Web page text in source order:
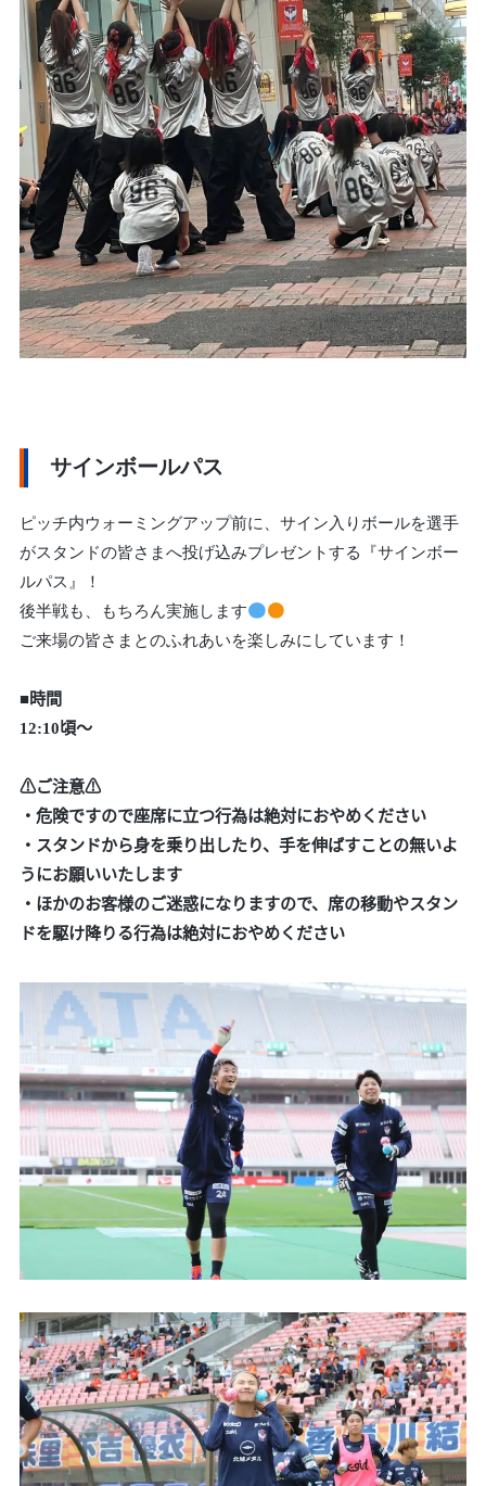
サインボールパス
ピッチ内ウォーミングアップ前に、サイン入りボールを選手
がスタンドの皆さまへ投げ込みプレゼントする『サインボー
ルパス』！
後半戦も、もちろん実施します
ご来場の皆さまとのふれあいを楽しみにしています！
■時間
12:10頃～
⚠ご注意⚠
・危険ですので座席に立つ行為は絶対におやめください
・スタンドから身を乗り出したり、手を伸ばすことの無いよ
うにお願いいたします
・ほかのお客様のご迷惑になりますので、席の移動やスタン
ドを駆け降りる行為は絶対におやめください